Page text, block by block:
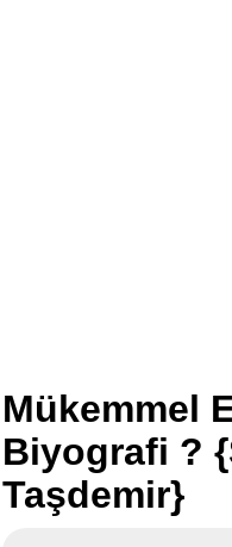
Mükemmel
Biyografi ?
Taşdemir}